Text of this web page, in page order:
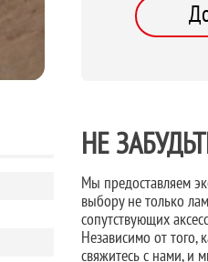
НЕ
Мы предоставляем
выбору не только
сопутствующих
Независимо от того,
свяжитесь с нами, и